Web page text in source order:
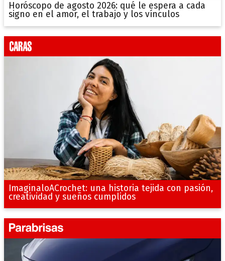
Horóscopo de agosto 2026: qué le espera a cada
signo en el amor, el trabajo y los vínculos
ImaginaloACrochet: una historia tejida con pasión,
creatividad y sueños cumplidos